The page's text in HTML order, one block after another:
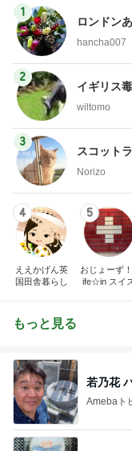
1
ロンドン
hancha007
2
イギリス
wiltomo
3
スコット
Norizo
4
ええかげん英
国田舎暮らし
5
おじょーず！
ife☆in スイ
もっと見る
若乃花
Amebaト